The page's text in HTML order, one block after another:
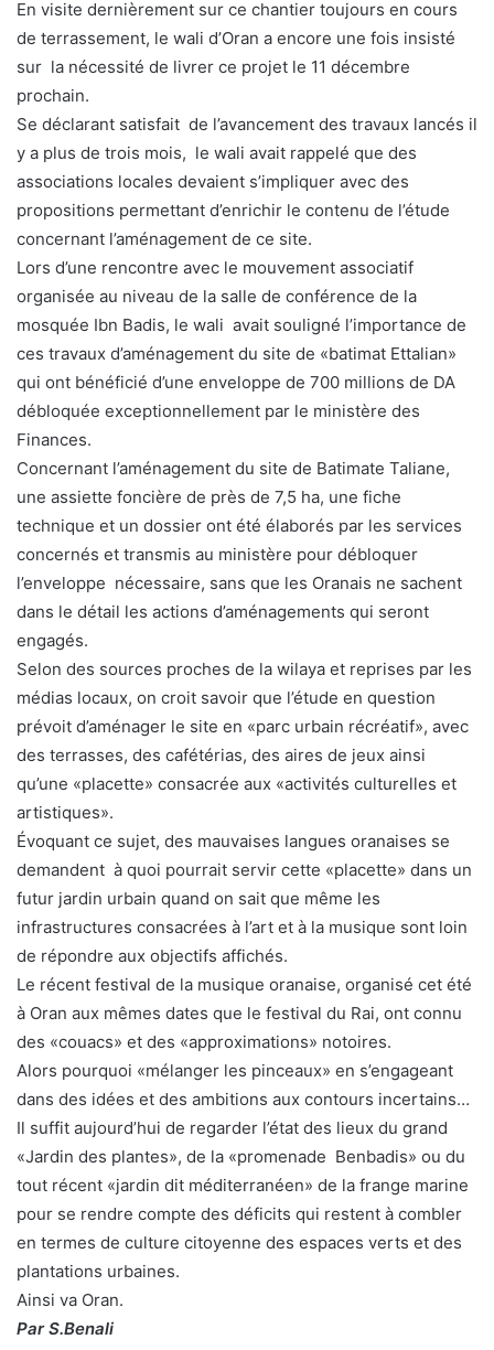
En visite dernièrement sur ce chantier toujours en cours
de terrassement, le wali d’Oran a encore une fois insisté
sur la nécessité de livrer ce projet le 11 décembre
prochain.
Se déclarant satisfait de l’avancement des travaux lancés il
y a plus de trois mois, le wali avait rappelé que des
associations locales devaient s’impliquer avec des
propositions permettant d’enrichir le contenu de l’étude
concernant l’aménagement de ce site.
Lors d’une rencontre avec le mouvement associatif
organisée au niveau de la salle de conférence de la
mosquée Ibn Badis, le wali avait souligné l’importance de
ces travaux d’aménagement du site de «batimat Ettalian»
qui ont bénéficié d’une enveloppe de 700 millions de DA
débloquée exceptionnellement par le ministère des
Finances.
Concernant l’aménagement du site de Batimate Taliane,
une assiette foncière de près de 7,5 ha, une fiche
technique et un dossier ont été élaborés par les services
concernés et transmis au ministère pour débloquer
l’enveloppe nécessaire, sans que les Oranais ne sachent
dans le détail les actions d’aménagements qui seront
engagés.
Selon des sources proches de la wilaya et reprises par les
médias locaux, on croit savoir que l’étude en question
prévoit d’aménager le site en «parc urbain récréatif», avec
des terrasses, des cafétérias, des aires de jeux ainsi
qu’une «placette» consacrée aux «activités culturelles et
artistiques».
Évoquant ce sujet, des mauvaises langues oranaises se
demandent à quoi pourrait servir cette «placette» dans un
futur jardin urbain quand on sait que même les
infrastructures consacrées à l’art et à la musique sont loin
de répondre aux objectifs affichés.
Le récent festival de la musique oranaise, organisé cet été
à Oran aux mêmes dates que le festival du Rai, ont connu
des «couacs» et des «approximations» notoires.
Alors pourquoi «mélanger les pinceaux» en s’engageant
dans des idées et des ambitions aux contours incertains…
Il suffit aujourd’hui de regarder l’état des lieux du grand
«Jardin des plantes», de la «promenade Benbadis» ou du
tout récent «jardin dit méditerranéen» de la frange marine
pour se rendre compte des déficits qui restent à combler
en termes de culture citoyenne des espaces verts et des
plantations urbaines.
Ainsi va Oran.
Par S.Benali